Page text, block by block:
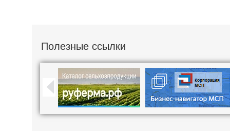
Полезные ссылки